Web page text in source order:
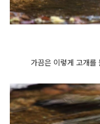
가끔은 이렇게 고개를